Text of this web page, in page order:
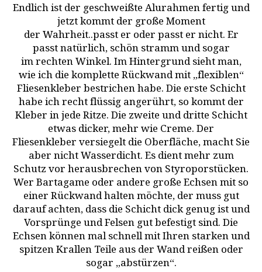
Endlich ist der geschweißte Alurahmen fertig und
jetzt kommt der große Moment
der Wahrheit..passt er oder passt er nicht. Er
passt natürlich, schön stramm und sogar
im rechten Winkel. Im Hintergrund sieht man,
wie ich die komplette Rückwand mit „flexiblen“
Fliesenkleber bestrichen habe. Die erste Schicht
habe ich recht flüssig angerührt, so kommt der
Kleber in jede Ritze. Die zweite und dritte Schicht
etwas dicker, mehr wie Creme. Der
Fliesenkleber versiegelt die Oberfläche, macht Sie
aber nicht Wasserdicht. Es dient mehr zum
Schutz vor herausbrechen von Styroporstücken.
Wer Bartagame oder andere große Echsen mit so
einer Rückwand halten möchte, der muss gut
darauf achten, dass die Schicht dick genug ist und
Vorsprünge und Felsen gut befestigt sind. Die
Echsen können mal schnell mit Ihren starken und
spitzen Krallen Teile aus der Wand reißen oder
sogar „abstürzen“.